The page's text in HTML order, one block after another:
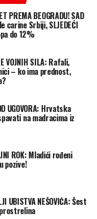
PREMA BEOGRADU! SAD
carine Srbiji, SLJEDEĆI
do 12%
VOJNIH SILA: Rafali,
– ko ima prednost,
UGOVORA: Hrvatska
na madracima iz
ROK: Mladići rođeni
pozive!
UBISTVA NEŠOVIĆA: Šest